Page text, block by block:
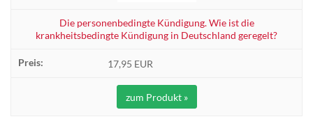
Die personenbedingte Kündigung. Wie ist die
krankheitsbedingte Kündigung in Deutschland geregelt?
17,95 EUR
zum Produkt »